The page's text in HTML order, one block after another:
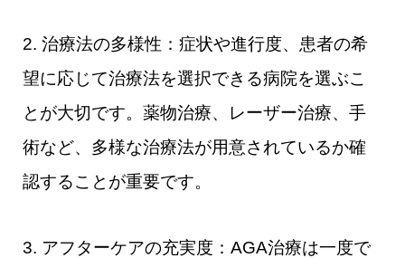
2. 治療法の多様性：症状や進行度、患者の希
望に応じて治療法を選択できる病院を選ぶこ
とが大切です。薬物治療、レーザー治療、手
術など、多様な治療法が用意されているか確
認することが重要です。
3. アフターケアの充実度：AGA治療は一度で